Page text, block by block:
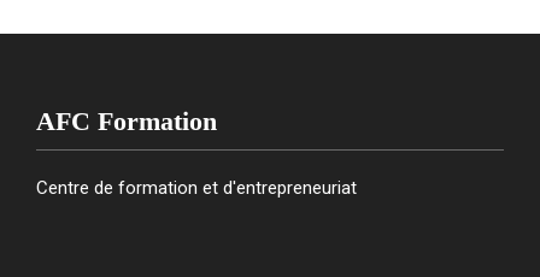
AFC Formation
Centre de formation et d'entrepreneuriat